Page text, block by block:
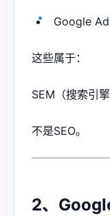
Google
这些属于：
SEM（搜索引擎
不是SEO。
2、